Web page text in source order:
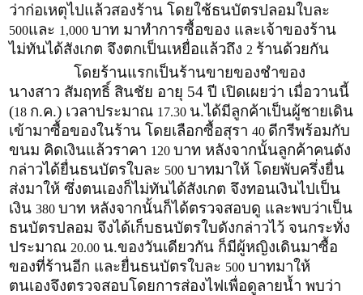
ว่าก่อเหตุไปแล้วสองร้าน โดยใช้ธนบัตรปลอมใบละ
500และ 1,000 บาท มาทำการซื้อของ และเจ้าของร้าน
ไม่ทันได้สังเกต จึงตกเป็นเหยื่อแล้วถึง 2 ร้านด้วยกัน
โดยร้านแรกเป็นร้านขายของชำของ
นางสาว สัมฤทธิ์ สินชัย อายุ 54 ปี เปิดเผยว่า เมื่อวานนี้
(18 ก.ค.) เวลาประมาณ 17.30 น.ได้มีลูกค้าเป็นผู้ชายเดิน
เข้ามาซื้อของในร้าน โดยเลือกซื้อสุรา 40 ดีกรีพร้อมกับ
ขนม คิดเงินแล้วราคา 120 บาท หลังจากนั้นลูกค้าคนดัง
กล่าวได้ยื่นธนบัตรใบละ 500 บาทมาให้ โดยพับครึ่งยื่น
ส่งมาให้ ซึ่งตนเองก็ไม่ทันได้สังเกต จึงทอนเงินไปเป็น
เงิน 380 บาท หลังจากนั้นก็ได้ตรวจสอบดู และพบว่าเป็น
ธนบัตรปลอม จึงได้เก็บธนบัตรใบดังกล่าวไว้ จนกระทั่ง
ประมาณ 20.00 น.ของวันเดียวกัน ก็มีผู้หญิงเดินมาซื้อ
ของที่ร้านอีก และยื่นธนบัตรใบละ 500 บาทมาให้
ตนเองจึงตรวจสอบโดยการส่องไฟเพื่อดูลายน้ำ พบว่า